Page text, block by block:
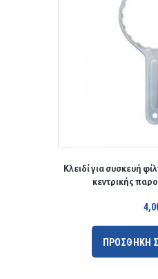
Κλειδί για συσκευή
κεντρικής
ΠΡΟΣΘΗΚΗ